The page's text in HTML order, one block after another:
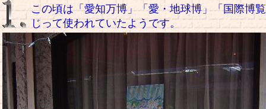
この頃は「愛知万博」「愛・地球博」「国際博
じって使われていたようです。